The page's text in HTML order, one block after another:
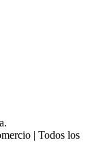
| Todos los